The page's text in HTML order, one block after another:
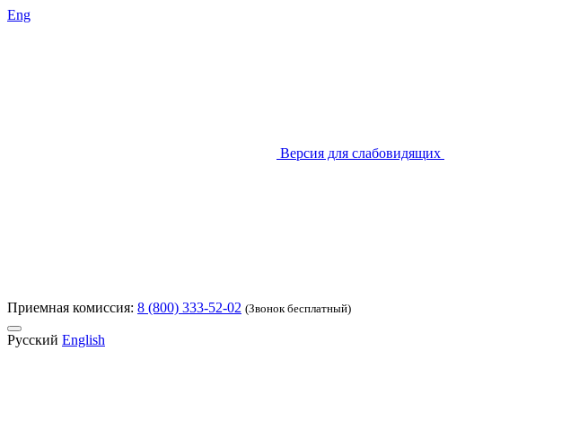
Eng
Версия для слабовидящих
Приемная комиссия: 8 (800) 333-52-02 (Звонок бесплатный)
Русский English